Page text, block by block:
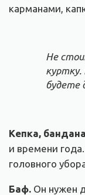
карманами,
Не
куртку.
будете
Кепка,
и времени
головного
Баф. Он нужен